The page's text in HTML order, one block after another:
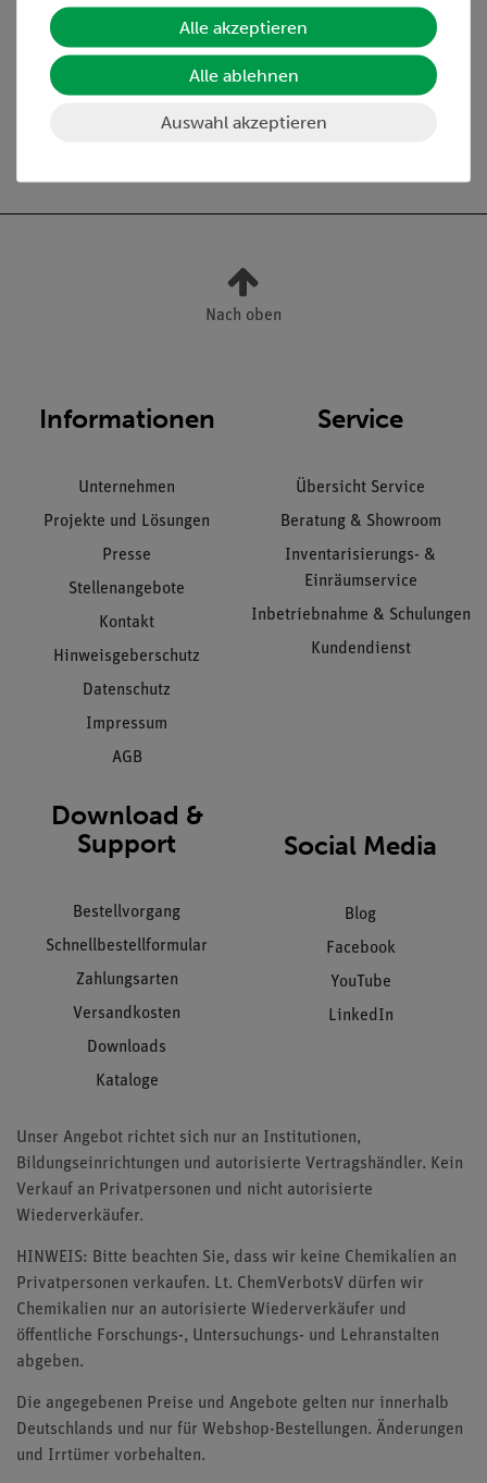
Media / Downloads
Nach oben
Informationen
Unternehmen
Projekte und Lösungen
Presse
Stellenangebote
Kontakt
Hinweisgeberschutz
Datenschutz
Impressum
AGB
Service
Übersicht Service
Beratung & Showroom
Inventarisierungs- &
Einräumservice
Inbetriebnahme & Schulungen
Kundendienst
Download &
Support
Bestellvorgang
Schnellbestellformular
Zahlungsarten
Versandkosten
Downloads
Kataloge
Social Media
Blog
Facebook
YouTube
LinkedIn
Unser Angebot richtet sich nur an Institutionen,
Bildungseinrichtungen und autorisierte Vertragshändler. Kein
Verkauf an Privatpersonen und nicht autorisierte
Wiederverkäufer.
HINWEIS: Bitte beachten Sie, dass wir keine Chemikalien an
Privatpersonen verkaufen. Lt. ChemVerbotsV dürfen wir
Chemikalien nur an autorisierte Wiederverkäufer und
öffentliche Forschungs-, Untersuchungs- und Lehranstalten
abgeben.
Die angegebenen Preise und Angebote gelten nur innerhalb
Deutschlands und nur für Webshop-Bestellungen. Änderungen
und Irrtümer vorbehalten.
Alle akzeptieren
Alle ablehnen
Auswahl akzeptieren